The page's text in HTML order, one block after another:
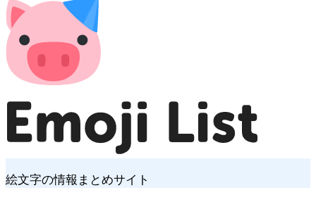
絵文字の情報まとめサイト